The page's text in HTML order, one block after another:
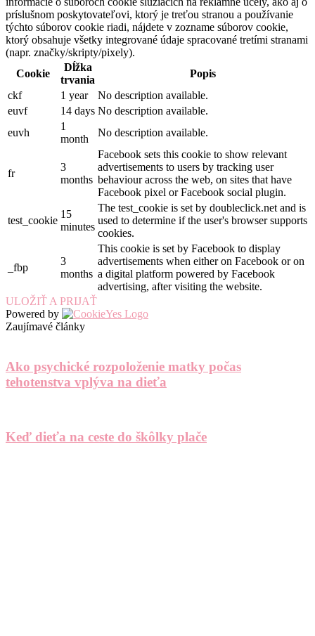
príslušnom poskytovateľovi, ktorý je treťou stranou a používanie
týchto súborov cookie riadi, nájdete v zozname súborov cookie,
ktorý obsahuje všetky integrované údaje spracované tretími stranami
(napr. značky/skripty/pixely).
Cookie
Dĺžka
trvania
Popis
ckf
1 year
No description available.
euvf
14 days No description available.
euvh
1
month
No description available.
fr
3
months
Facebook sets this cookie to show relevant
advertisements to users by tracking user
behaviour across the web, on sites that have
Facebook pixel or Facebook social plugin.
test_cookie
15
minutes
The test_cookie is set by doubleclick.net and is
used to determine if the user's browser supports
cookies.
_fbp
3
months
This cookie is set by Facebook to display
advertisements when either on Facebook or on
a digital platform powered by Facebook
advertising, after visiting the website.
ULOŽIŤ A PRIJAŤ
Powered by
Zaujímavé články
Ako psychické rozpoloženie matky počas
tehotenstva vplýva na dieťa
Keď dieťa na ceste do škôlky plače